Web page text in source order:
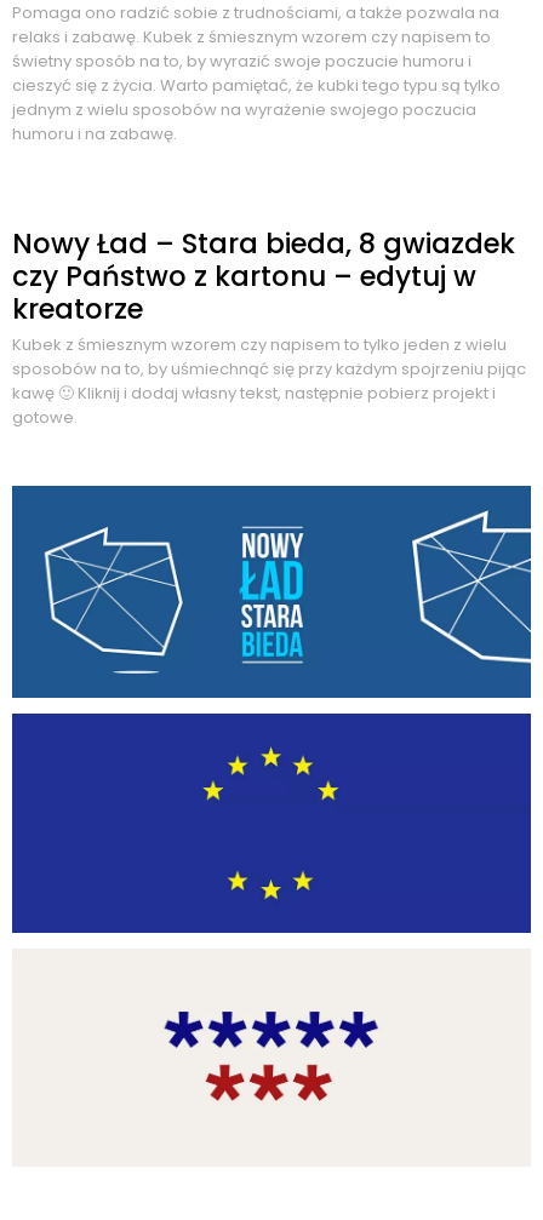
Pomaga ono radzić sobie z trudnościami, a także pozwala na
relaks i zabawę. Kubek z śmiesznym wzorem czy napisem to
świetny sposób na to, by wyrazić swoje poczucie humoru i
cieszyć się z życia. Warto pamiętać, że kubki tego typu są tylko
jednym z wielu sposobów na wyrażenie swojego poczucia
humoru i na zabawę.
Nowy Ład – Stara bieda, 8 gwiazdek
czy Państwo z kartonu – edytuj w
kreatorze
Kubek z śmiesznym wzorem czy napisem to tylko jeden z wielu
sposobów na to, by uśmiechnąć się przy każdym spojrzeniu pijąc
kawę 🙂 Kliknij i dodaj własny tekst, następnie pobierz projekt i
gotowe.